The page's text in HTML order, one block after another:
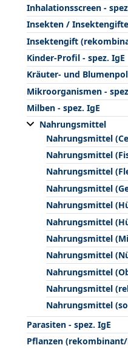
Inhalationsscreen -
Insekten / Insektengifte
Insektengift
Kinder-Profil - spez. IgE
Kräuter- und
Mikroorganismen -
Milben - spez. IgE
Nahrungsmittel
Nahrungsmittel
Nahrungsmittel
Nahrungsmittel
Nahrungsmittel
Nahrungsmittel
Nahrungsmittel
Nahrungsmittel
Nahrungsmittel
Nahrungsmittel
Nahrungsmittel
Nahrungsmittel
Parasiten - spez. IgE
Pflanzen